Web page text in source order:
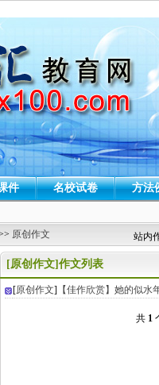
件 名校试卷 方法
原创作文 站内
[原创作文]作文列表
[原创作文] 【佳作欣赏】她的似水
共 1